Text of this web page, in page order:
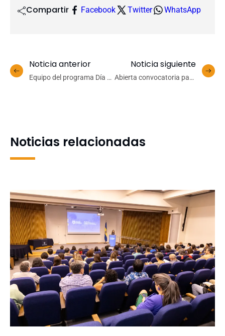
Compartir Facebook Twitter WhatsApp
Noticia anterior
Equipo del programa Día a
Noticia siguiente
Abierta convocatoria para
Noticias relacionadas